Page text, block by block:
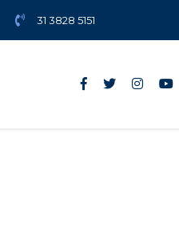
31 3828 5151